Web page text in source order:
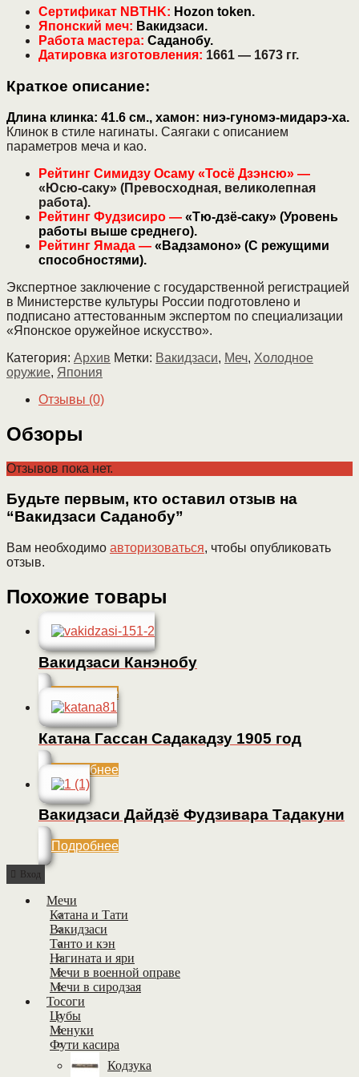
Сертификат NBTHK: Hozon token.
Японский меч: Вакидзаси.
Работа мастера: Саданобу.
Датировка изготовления: 1661 — 1673 гг.
Краткое описание:
Длина клинка: 41.6 см., хамон: ниэ-гуномэ-мидарэ-ха.
Клинок в стиле нагинаты. Саягаки с описанием
параметров меча и као.
Рейтинг Симидзу Осаму «Тосё Дзэнсю» —
«Юсю-саку» (Превосходная, великолепная
работа).
Рейтинг Фудзисиро — «Тю-дзё-саку» (Уровень
работы выше среднего).
Рейтинг Ямада — «Вадзамоно» (С режущими
способностями).
Экспертное заключение с государственной регистрацией
в Министерстве культуры России подготовлено и
подписано аттестованным экспертом по специализации
«Японское оружейное искусство».
Категория: Архив Метки: Вакидзаси, Меч, Холодное
оружие, Япония
Отзывы (0)
Обзоры
Отзывов пока нет.
Будьте первым, кто оставил отзыв на
“Вакидзаси Саданобу”
Вам необходимо авторизоваться, чтобы опубликовать
отзыв.
Похожие товары
Вакидзаси Канэнобу
Подробнее
Катана Гассан Садакадзу 1905 год
Подробнее
Вакидзаси Дайдзё Фудзивара Тадакуни
Подробнее
Вход
Мечи
Катана и Тати
Вакидзаси
Танто и кэн
Нагината и яри
Мечи в военной оправе
Мечи в сиродзая
Тосоги
Цубы
Менуки
Фути касира
Кодзука